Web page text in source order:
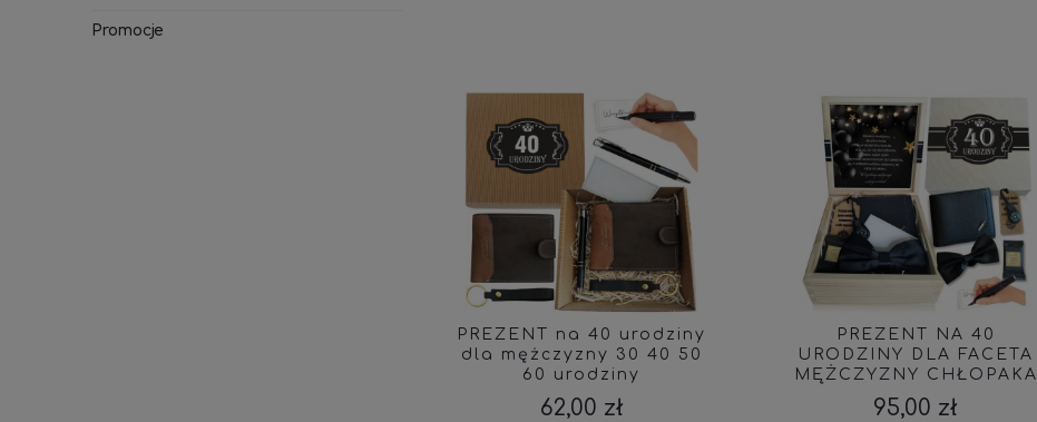
Promocje
PREZENT na 40 urodziny
dla mężczyzny 30 40 50
60 urodziny
62,00 zł
PREZENT NA 40
URODZINY DLA FACETA
MĘŻCZYZNY CHŁOPAKA
18 30 50 60 70 PORTFEL
95,00 zł